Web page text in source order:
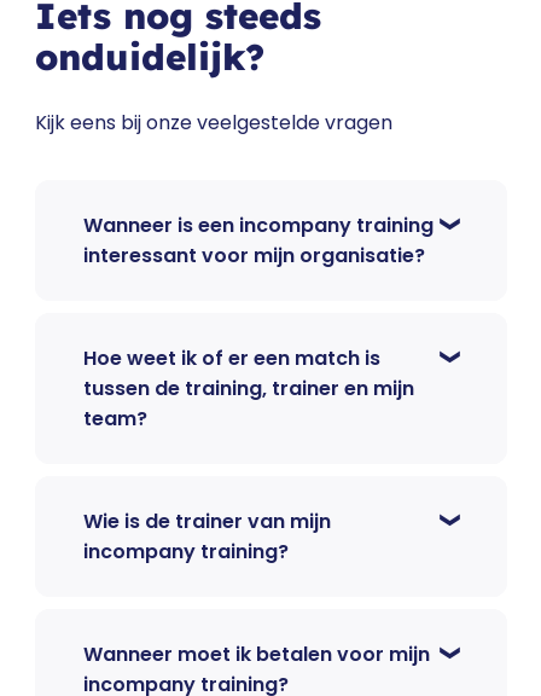
Iets nog steeds
onduidelijk?
Kijk eens bij onze veelgestelde vragen
Wanneer is een incompany training
interessant voor mijn organisatie?
Hoe weet ik of er een match is
tussen de training, trainer en mijn
team?
Wie is de trainer van mijn
incompany training?
Wanneer moet ik betalen voor mijn
incompany training?